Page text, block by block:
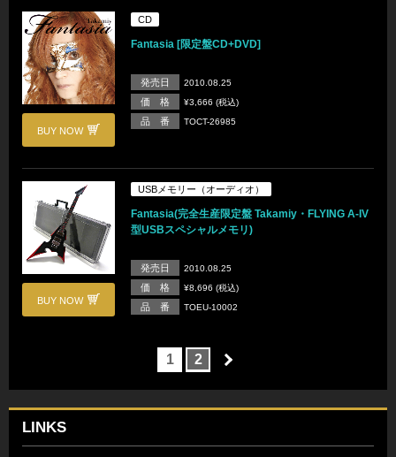
BUY NOW
CD
Fantasia [限定盤CD+DVD]
発売日 2010.08.25
価 格 ¥3,666 (税込)
品 番 TOCT-26985
BUY NOW
USBメモリー（オーディオ）
Fantasia(完全生産限定盤 Takamiy・FLYING A-IV
型USBスペシャルメモリ)
発売日 2010.08.25
価 格 ¥8,696 (税込)
品 番 TOEU-10002
1 2
LINKS